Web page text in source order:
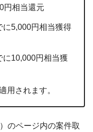
円相当還元
5,000円相当獲得
10,000円相当獲
されます。
のページ内の案件取